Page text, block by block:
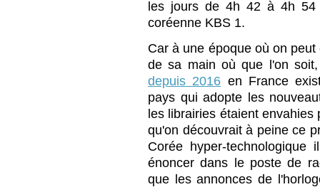
les jours de 4h 42 à 4h 54
coréenne KBS 1.
Car à une époque où on
de sa main où que l'on
depuis 2016 en France
pays qui adopte les
les librairies étaient
qu'on découvrait à peine ce
Corée hyper-
énoncer dans le poste de
que les annonces de